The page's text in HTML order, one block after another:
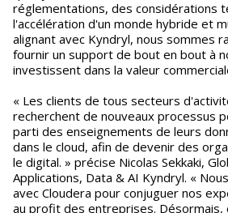
réglementations, des considérations
l'accélération d'un monde hybride et
alignant avec Kyndryl, nous sommes
fournir un support de bout en bout à
investissent dans la valeur
« Les clients de tous secteurs
recherchent de nouveaux processus
parti des enseignements de leurs
dans le cloud, afin de devenir des
le digital. » précise Nicolas Sekkaki,
Applications, Data & AI Kyndryl. «
avec Cloudera pour conjuguer nos
au profit des entreprises. Désormais,